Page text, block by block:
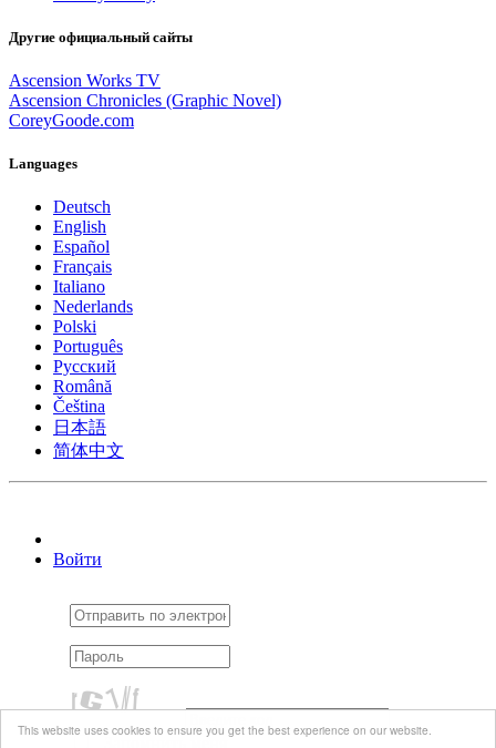
This website uses cookies to ensure you get the best experience on our website.
Другие официальный сайты
Ascension Works TV
Ascension Chronicles (Graphic Novel)
CoreyGoode.com
Languages
Deutsch
English
Español
Français
Italiano
Nederlands
Polski
Português
Pусский
Română
Čeština
日本語
简体中文
Войти
Запомнить меня